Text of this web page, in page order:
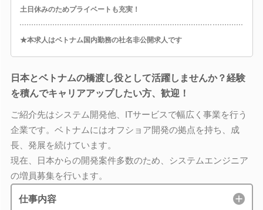
土日休みのためプライベートも充実！
★本求人はベトナム国内勤務の社名非公開求人です
日本とベトナムの橋渡し役として活躍しませんか？経験
を積んでキャリアアップしたい方、歓迎！
ご紹介先はシステム開発他、ITサービスで幅広く事業を行う
企業です。ベトナムにはオフショア開発の拠点を持ち、成
長、発展を続けています。
現在、日本からの開発案件多数のため、システムエンジニア
の増員募集を行います。
仕事内容